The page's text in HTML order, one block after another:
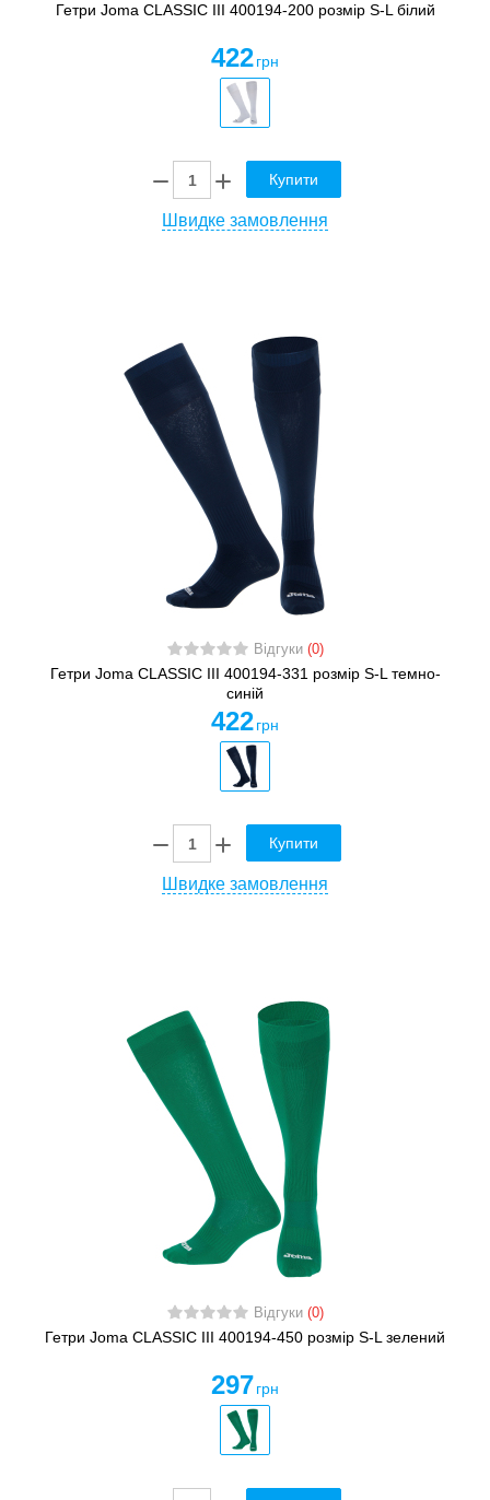
Гетри Joma CLASSIC III 400194-200 розмір S-L білий
422 грн
Купити
Швидке замовлення
Відгуки (0)
Гетри Joma CLASSIC III 400194-331 розмір S-L темно-
синій
422 грн
Купити
Швидке замовлення
Відгуки (0)
Гетри Joma CLASSIC III 400194-450 розмір S-L зелений
297 грн